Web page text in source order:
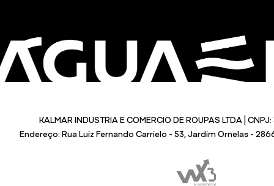
KALMAR INDUSTRIA E COMERCIO DE ROUPAS LTDA |
Endereço: Rua Luiz Fernando Carrielo - 53, Jardim Ornelas -